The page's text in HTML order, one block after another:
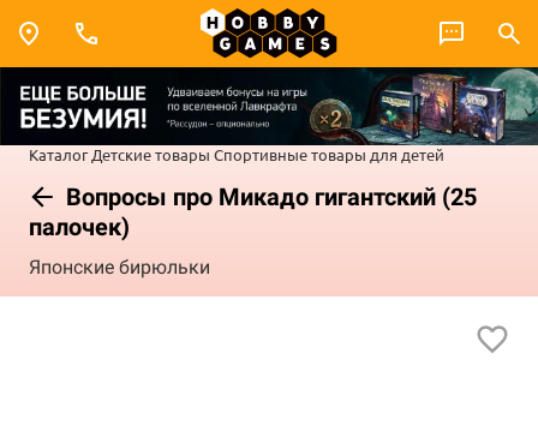
Каталог Детские товары Спортивные товары для детей
Вопросы про Микадо гигантский (25
палочек)
Японские бирюльки